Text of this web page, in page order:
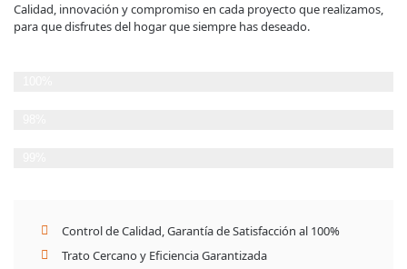
Calidad, innovación y compromiso en cada proyecto que realizamos,
para que disfrutes del hogar que siempre has deseado.
Control de Calidad, Garantía de Satisfacción al 100%
Trato Cercano y Eficiencia Garantizada